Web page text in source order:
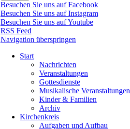
Besuchen Sie uns auf Facebook
Besuchen Sie uns auf Instagram
Besuchen Sie uns auf Youtube
RSS Feed
Navigation überspringen
Start
Nachrichten
Veranstaltungen
Gottesdienste
Musikalische Veranstaltungen
Kinder & Familien
Archiv
Kirchenkreis
Aufgaben und Aufbau